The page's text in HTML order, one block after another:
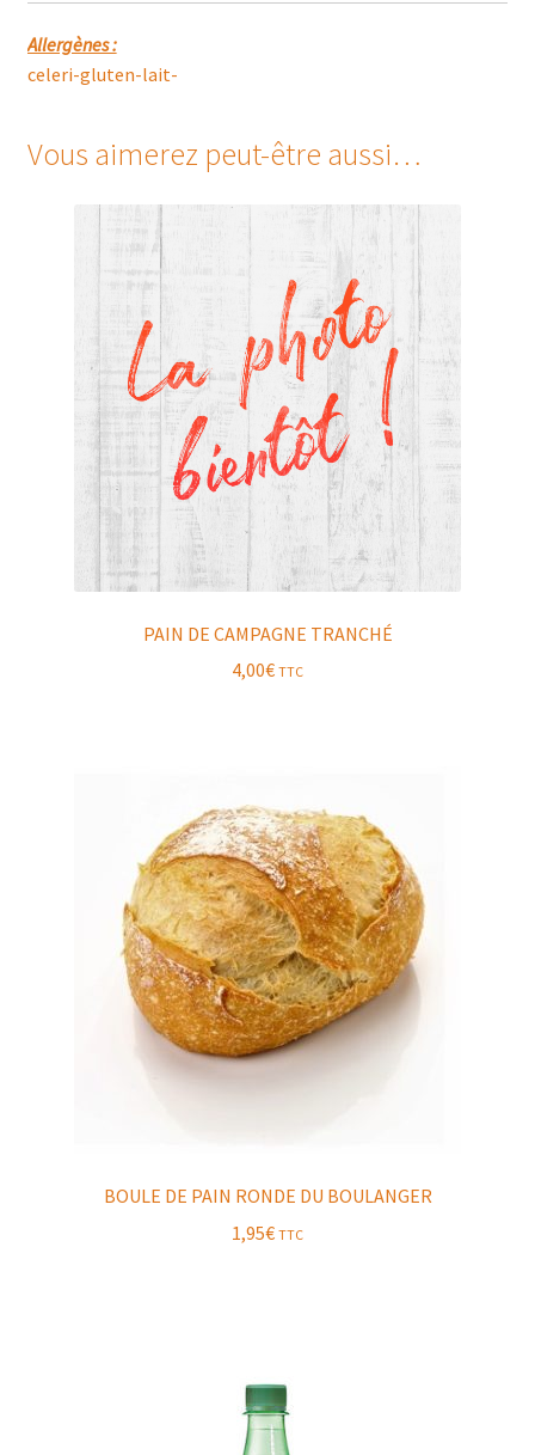
Allergènes :
celeri-gluten-lait-
Vous aimerez peut-être aussi…
PAIN DE CAMPAGNE TRANCHÉ
4,00€ TTC
BOULE DE PAIN RONDE DU BOULANGER
1,95€ TTC